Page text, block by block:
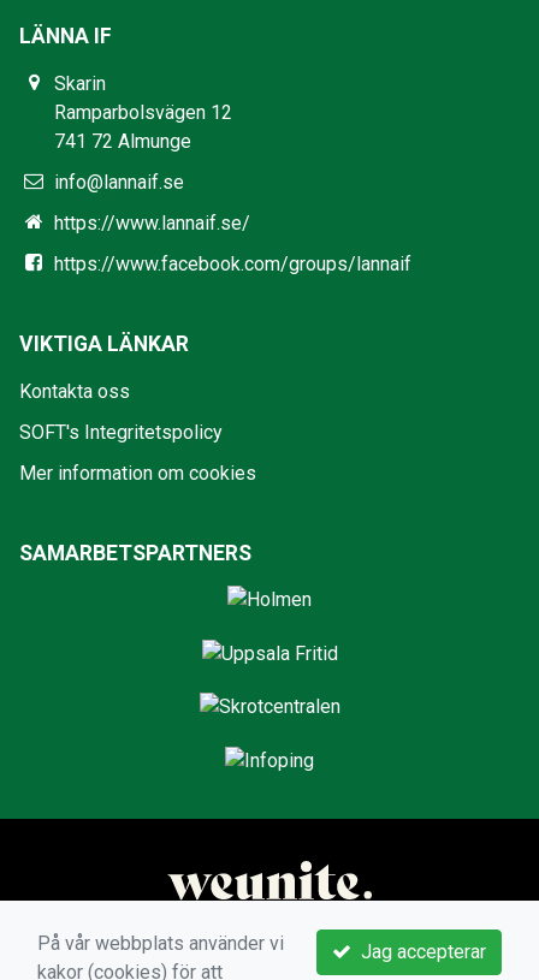
LÄNNA IF
Skarin
Ramparbolsvägen 12
741 72 Almunge
info@lannaif.se
https://www.lannaif.se/
https://www.facebook.com/groups/lannaif
VIKTIGA LÄNKAR
Kontakta oss
SOFT's Integritetspolicy
Mer information om cookies
SAMARBETSPARTNERS
Jag accepterar
På vår webbplats använder vi
kakor (cookies) för att